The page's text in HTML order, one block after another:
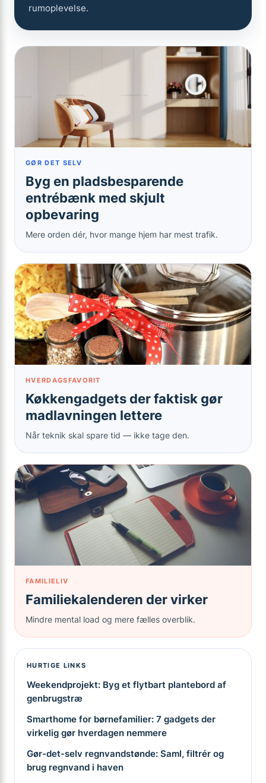
rumoplevelse.
GØR DET SELV
Byg en pladsbesparende
entrébænk med skjult
opbevaring
Mere orden dér, hvor mange hjem har mest trafik.
HVERDAGSFAVORIT
Køkkengadgets der faktisk gør
madlavningen lettere
Når teknik skal spare tid — ikke tage den.
FAMILIELIV
Familiekalenderen der virker
Mindre mental load og mere fælles overblik.
HURTIGE LINKS
Weekendprojekt: Byg et flytbart plantebord af
genbrugstræ
Smarthome for børnefamilier: 7 gadgets der
virkelig gør hverdagen nemmere
Gør-det-selv regnvandstønde: Saml, filtrér og
brug regnvand i haven